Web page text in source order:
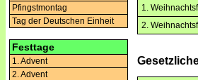
Pfingstmontag
Tag der Deutschen Einheit
Festtage
1. Advent
2. Advent
1.
2.